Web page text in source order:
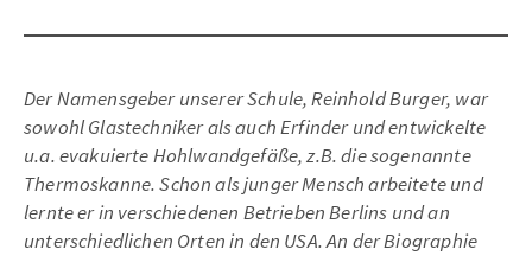
Der Namensgeber unserer Schule, Reinhold Burger, war
sowohl Glastechniker als auch Erfinder und entwickelte
u.a. evakuierte Hohlwandgefäße, z.B. die sogenannte
Thermoskanne. Schon als junger Mensch arbeitete und
lernte er in verschiedenen Betrieben Berlins und an
unterschiedlichen Orten in den USA. An der Biographie